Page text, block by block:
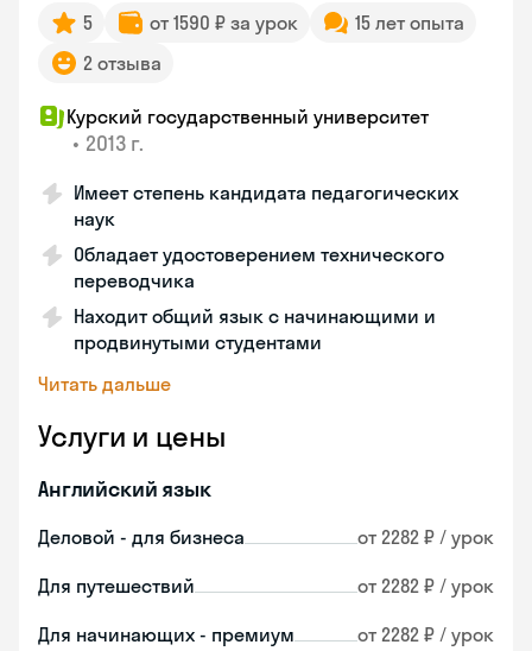
5 от 1590 ₽ за урок
15 лет опыта
2 отзыва
Курский государственный университет
• 2013 г.
Имеет степень кандидата педагогических
наук
Обладает удостоверением технического
переводчика
Находит общий язык с начинающими и
продвинутыми студентами
Читать дальше
Услуги и цены
Английский язык
Деловой - для бизнеса от 2282 ₽ / урок
Для путешествий от 2282 ₽ / урок
Для начинающих - премиум от 2282 ₽ / урок